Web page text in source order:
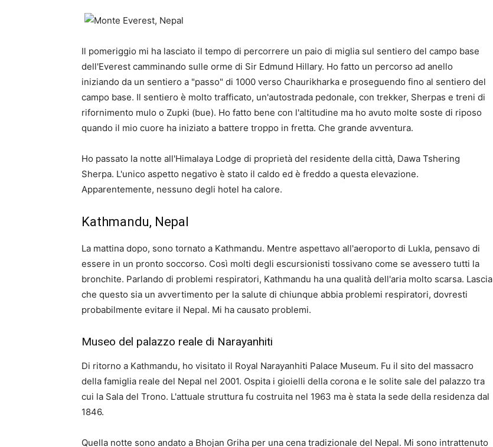
Il pomeriggio mi ha lasciato il tempo di percorrere un paio di miglia sul sentiero del campo base
dell'Everest camminando sulle orme di Sir Edmund Hillary. Ho fatto un percorso ad anello
iniziando da un sentiero a "passo" di 1000 verso Chaurikharka e proseguendo fino al sentiero del
campo base. Il sentiero è molto trafficato, un'autostrada pedonale, con trekker, Sherpas e treni di
rifornimento mulo o Zupki (bue). Ho fatto bene con l'altitudine ma ho avuto molte soste di riposo
quando il mio cuore ha iniziato a battere troppo in fretta. Che grande avventura.
Ho passato la notte all'Himalaya Lodge di proprietà del residente della città, Dawa Tshering
Sherpa. L'unico aspetto negativo è stato il caldo ed è freddo a questa elevazione.
Apparentemente, nessuno degli hotel ha calore.
Kathmandu, Nepal
La mattina dopo, sono tornato a Kathmandu. Mentre aspettavo all'aeroporto di Lukla, pensavo di
essere in un pronto soccorso. Così molti degli escursionisti tossivano come se avessero tutti la
bronchite. Parlando di problemi respiratori, Kathmandu ha una qualità dell'aria molto scarsa. Lascia
che questo sia un avvertimento per la salute di chiunque abbia problemi respiratori, dovresti
probabilmente evitare il Nepal. Mi ha causato problemi.
Museo del palazzo reale di Narayanhiti
Di ritorno a Kathmandu, ho visitato il Royal Narayanhiti Palace Museum. Fu il sito del massacro
della famiglia reale del Nepal nel 2001. Ospita i gioielli della corona e le solite sale del palazzo tra
cui la Sala del Trono. L'attuale struttura fu costruita nel 1963 ma è stata la sede della residenza dal
1846.
Quella notte sono andato a Bhojan Griha per una cena tradizionale del Nepal. Mi sono intrattenuto